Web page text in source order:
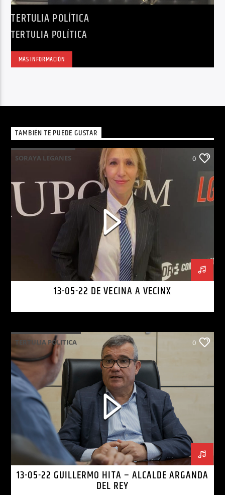
TERTULIA POLÍTICA
TERTULIA POLÍTICA
MÁS INFORMACIÓN
TAMBIÉN TE PUEDE GUSTAR
SORAYA LEGANES 0
13-05-22 DE VECINA A VECINX
TERTULIA POLITICA 0
13-05-22 GUILLERMO HITA – ALCALDE ARGANDA
DEL REY